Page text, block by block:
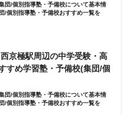
団/個別指導塾・予備校について基本情
/個別指導塾・予備校おすすめ一覧を
西京極駅周辺の中学受験・高
すめ学習塾・予備校(集団/個
団/個別指導塾・予備校について基本情
/個別指導塾・予備校おすすめ一覧を